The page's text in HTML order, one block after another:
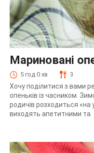
Мариновані
5 год 0 хв 3
Хочу поділитися з вами
опеньків із часником.
родичів розходиться «на
виходять апетитними та